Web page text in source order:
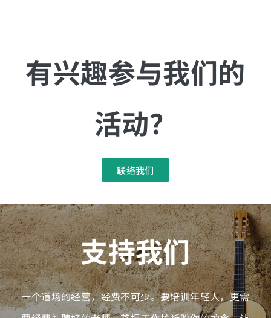
有兴趣参与我们的
活动？
联络我们
支持我们
一个道场的经营，经费不可少。要培训年轻人，更需